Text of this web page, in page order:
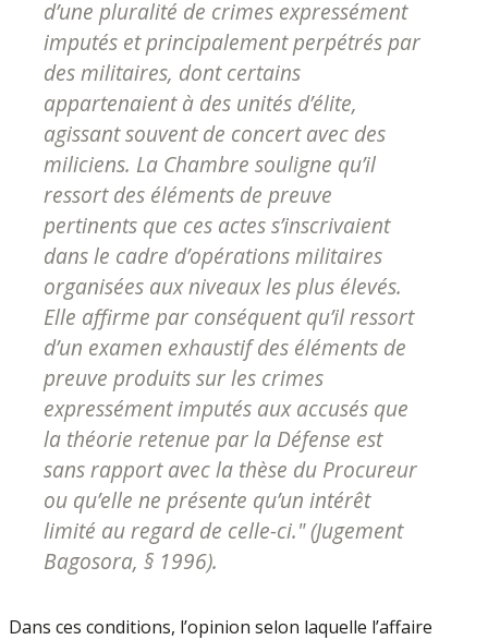
d’une pluralité de crimes expressément
imputés et principalement perpétrés par
des militaires, dont certains
appartenaient à des unités d’élite,
agissant souvent de concert avec des
miliciens. La Chambre souligne qu’il
ressort des éléments de preuve
pertinents que ces actes s’inscrivaient
dans le cadre d’opérations militaires
organisées aux niveaux les plus élevés.
Elle affirme par conséquent qu’il ressort
d’un examen exhaustif des éléments de
preuve produits sur les crimes
expressément imputés aux accusés que
la théorie retenue par la Défense est
sans rapport avec la thèse du Procureur
ou qu’elle ne présente qu’un intérêt
limité au regard de celle-ci." (Jugement
Bagosora, § 1996).
Dans ces conditions, l’opinion selon laquelle l’affaire